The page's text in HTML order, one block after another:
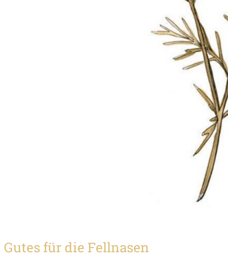
Gutes für die Fellnasen